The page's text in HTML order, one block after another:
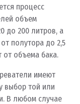
процесс
объем
до 200 литров, а
полутора до 2,5
от объема бака.
имеют
выбор той или
В любом случае